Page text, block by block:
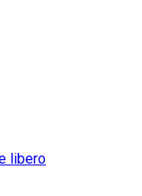
libero